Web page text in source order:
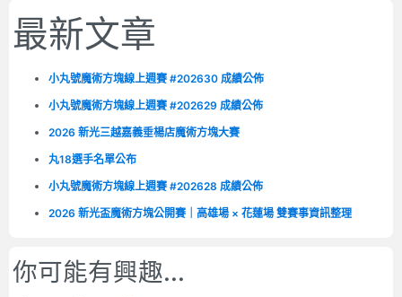
最新文章
小丸號魔術方塊線上週賽 #202630 成績公佈
小丸號魔術方塊線上週賽 #202629 成績公佈
2026 新光三越嘉義垂楊店魔術方塊大賽
丸18選手名單公布
小丸號魔術方塊線上週賽 #202628 成績公佈
2026 新光盃魔術方塊公開賽｜高雄場 × 花蓮場 雙賽事資訊整理
你可能有興趣...